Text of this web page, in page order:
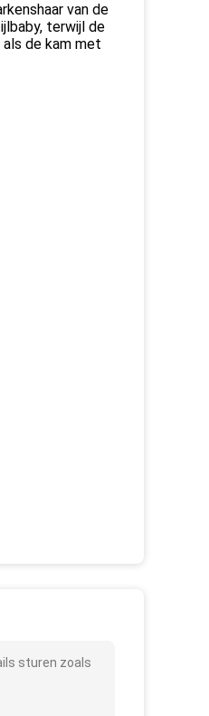
van de
terwijl de
de kam met
sturen zoals